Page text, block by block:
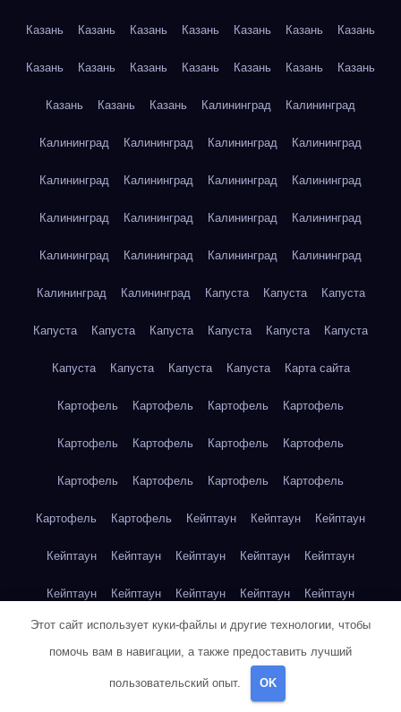
Казань Казань Казань Казань Казань Казань Казань
Казань Казань Казань Казань Казань Казань Казань
Казань Казань Казань Калининград Калининград
Калининград Калининград Калининград Калининград
Калининград Калининград Калининград Калининград
Калининград Калининград Калининград Калининград
Калининград Калининград Калининград Калининград
Калининград Калининград Капуста Капуста Капуста
Капуста Капуста Капуста Капуста Капуста Капуста
Капуста Капуста Капуста Капуста Карта сайта
Картофель Картофель Картофель Картофель
Картофель Картофель Картофель Картофель
Картофель Картофель Картофель Картофель
Картофель Картофель Кейптаун Кейптаун Кейптаун
Кейптаун Кейптаун Кейптаун Кейптаун Кейптаун
Кейптаун Кейптаун Кейптаун Кейптаун Кейптаун
Кейптаун Кейптаун Кейптаун Кейптаун Кейптаун
Клубника
Красноярск
Этот сайт использует куки-файлы и другие технологии, чтобы
помочь вам в навигации, а также предоставить лучший
пользовательский опыт. OK